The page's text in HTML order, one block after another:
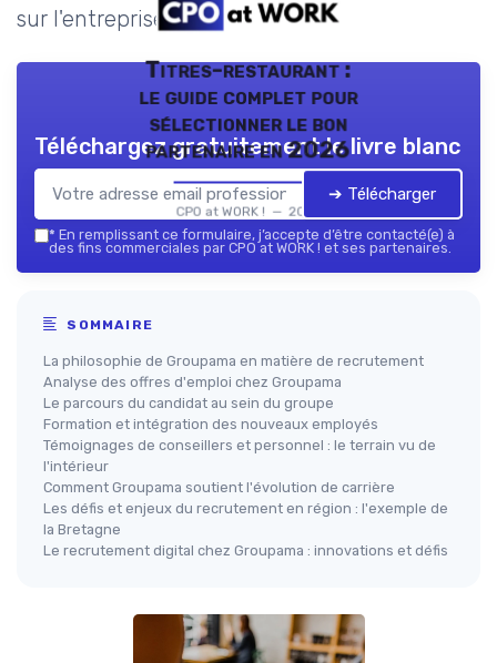
sur l'entreprise.
Titres-restaurant :
le guide complet pour
sélectionner le bon
partenaire en 2026
CPO at WORK ! — 2026
Téléchargez gratuitement le livre blanc
➔ Télécharger
* En remplissant ce formulaire, j’accepte d’être contacté(e) à
des fins commerciales par CPO at WORK ! et ses partenaires.
SOMMAIRE
La philosophie de Groupama en matière de recrutement
Analyse des offres d'emploi chez Groupama
Le parcours du candidat au sein du groupe
Formation et intégration des nouveaux employés
Témoignages de conseillers et personnel : le terrain vu de
l'intérieur
Comment Groupama soutient l'évolution de carrière
Les défis et enjeux du recrutement en région : l'exemple de
la Bretagne
Le recrutement digital chez Groupama : innovations et défis